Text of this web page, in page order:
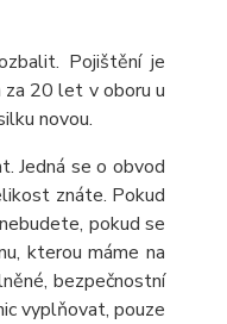
Pojištění je
za 20 let v oboru u
novou.
Jedná se o obvod
znáte. Pokud
pokud se
kterou máme na
bezpečnostní
vyplňovat, pouze